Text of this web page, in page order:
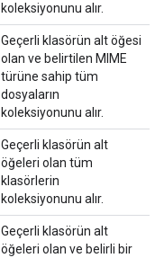
koleksiyonunu alır.
Geçerli klasörün alt öğesi
olan ve belirtilen MIME
türüne sahip tüm
dosyaların
koleksiyonunu alır.
Geçerli klasörün alt
öğeleri olan tüm
klasörlerin
koleksiyonunu alır.
Geçerli klasörün alt
öğeleri olan ve belirli bir